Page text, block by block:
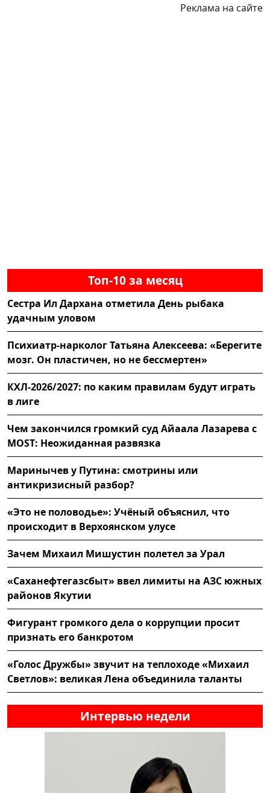
Реклама на сайте
Топ-10 за месяц
Сестра Ил Дархана отметила День рыбака
удачным уловом
Психиатр-нарколог Татьяна Алексеева: «Берегите
мозг. Он пластичен, но не бессмертен»
КХЛ-2026/2027: по каким правилам будут играть
в лиге
Чем закончился громкий суд Айаала Лазарева с
MOST: Неожиданная развязка
Маринычев у Путина: смотрины или
антикризисный разбор?
«Это не половодье»: Учёный объяснил, что
происходит в Верхоянском улусе
Зачем Михаил Мишустин полетел за Урал
«Саханефтегазсбыт» ввел лимиты на АЗС южных
районов Якутии
Фигурант громкого дела о коррупции просит
признать его банкротом
«Голос Дружбы» звучит на теплоходе «Михаил
Светлов»: великая Лена объединила таланты
Интервью недели